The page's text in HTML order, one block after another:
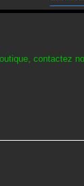
contactez